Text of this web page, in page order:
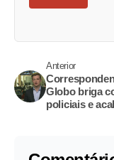
Anterior
Globo briga
policiais e